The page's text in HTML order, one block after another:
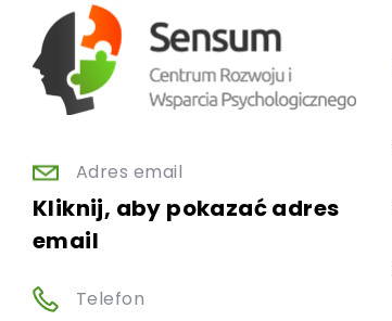
Adres email
Kliknij, aby pokazać adres
email
Telefon